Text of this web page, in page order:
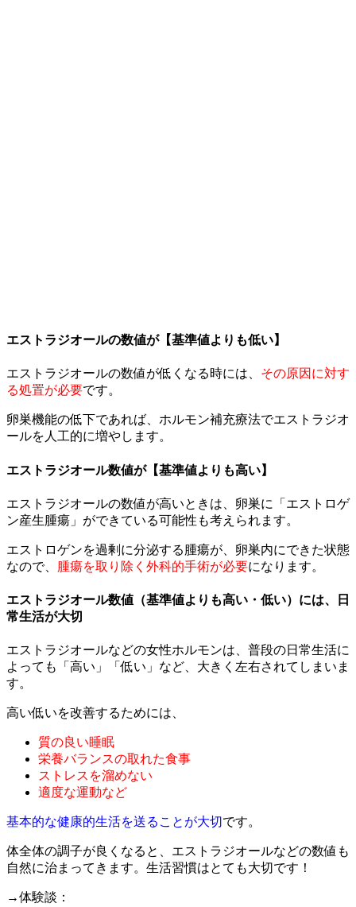
エストラジオールの数値が【基準値よりも低い】
エストラジオールの数値が低くなる時には、 その原因に対す
る処置が必要です。
卵巣機能の低下であれば、ホルモン補充療法でエストラジオ
ールを人工的に増やします。
エストラジオール数値が【基準値よりも高い】
エストラジオールの数値が高いときは、卵巣に「エストロゲ
ン産生腫瘍」ができている可能性も考えられます。
エストロゲンを過剰に分泌する腫瘍が、卵巣内にできた状態
なので、 腫瘍を取り除く外科的手術が必要になります。
エストラジオール数値（基準値よりも高い・低い）には、日
常生活が大切
エストラジオールなどの女性ホルモンは、普段の日常生活に
よっても「高い」「低い」など、大きく左右されてしまいま
す。
高い低いを改善するためには、
質の良い睡眠
栄養バランスの取れた食事
ストレスを溜めない
適度な運動など
基本的な健康的生活を送ることが大切です。
体全体の調子が良くなると、エストラジオールなどの数値も
自然に治まってきます。生活習慣はとても大切です！
→体験談：